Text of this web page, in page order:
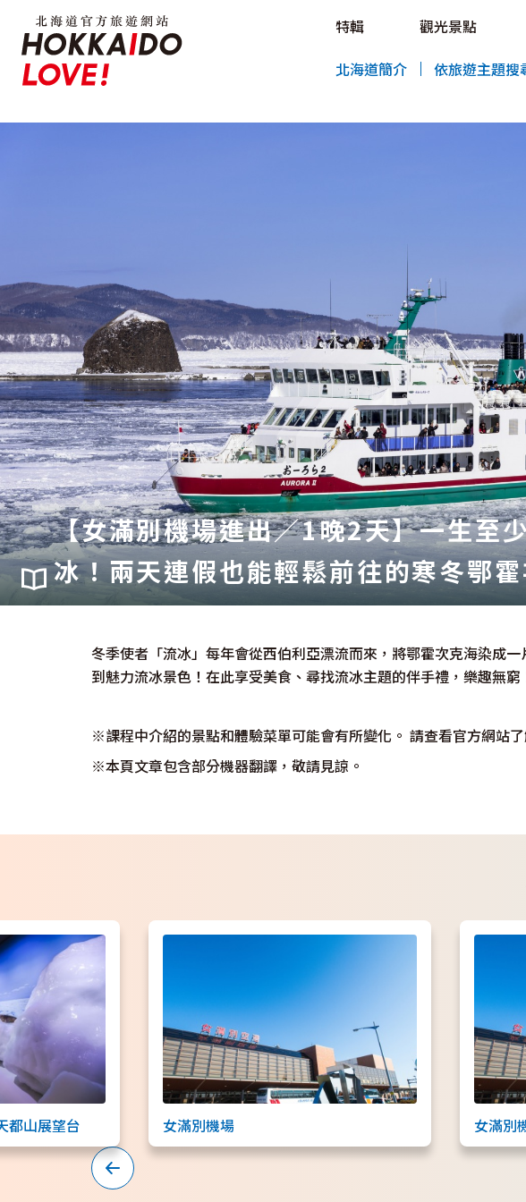
北海道官方旅遊網站 HOKKAIDO
北海道官方旅遊網站 HOKKAIDO LOVE!
特輯 觀光景點
北海道簡介
依旅遊主題搜
【女滿別機場進出／1晚2天】一生至
冰！兩天連假也能輕鬆前往的寒冬鄂
冬季使者「流冰」每年會從西伯利亞漂流而來，將鄂霍次克海染成
到魅力流冰景色！在此享受美食、尋找流冰主題的伴手禮，樂趣無
※課程中介紹的景點和體驗菜單可能會有所變化。 請查看官方網站了
※本頁文章包含部分機器翻譯，敬請見諒。
都山展望台 女滿別機場 女滿別